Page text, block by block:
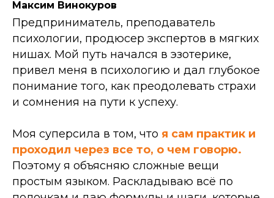
Максим Винокуров
Предприниматель, преподаватель
психологии, продюсер экспертов в мягких
нишах. Мой путь начался в эзотерике,
привел меня в психологию и дал глубокое
понимание того, как преодолевать страхи
и сомнения на пути к успеху.
Моя суперсила в том, что я сам практик и
проходил через все то, о чем говорю.
Поэтому я объясняю сложные вещи
простым языком. Раскладываю всё по